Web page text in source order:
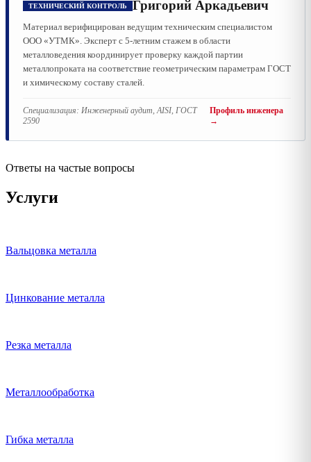
ТЕХНИЧЕСКИЙ КОНТРОЛЬ Григорий Аркадьевич
Материал верифицирован ведущим техническим специалистом
ООО «УТМК». Эксперт с 5-летним стажем в области
металловедения координирует проверку каждой партии
металлопроката на соответствие геометрическим параметрам ГОСТ
и химическому составу сталей.
Специализация: Инженерный аудит, AISI, ГОСТ
2590
Профиль инженера
→
Ответы на частые вопросы
Услуги
Вальцовка металла
Цинкование металла
Резка металла
Металлообработка
Гибка металла